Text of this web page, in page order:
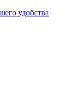
удобства